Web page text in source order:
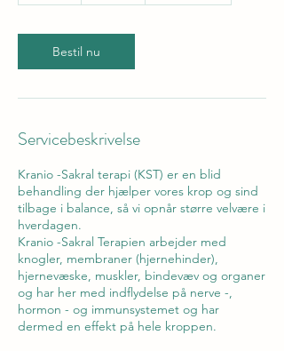
m
Bestil nu
Servicebeskrivelse
Kranio -Sakral terapi (KST) er en blid
behandling der hjælper vores krop og sind
tilbage i balance, så vi opnår større velvære i
hverdagen.
Kranio -Sakral Terapien arbejder med
knogler, membraner (hjernehinder),
hjernevæske, muskler, bindevæv og organer
og har her med indflydelse på nerve -,
hormon - og immunsystemet og har
dermed en effekt på hele kroppen.